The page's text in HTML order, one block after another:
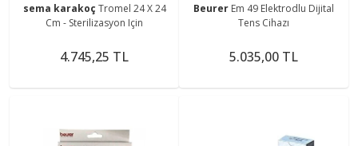
sema karakoç Tromel 24 X 24
Cm - Sterilizasyon Için
4.745,25 TL
Beurer Em 49 Elektrodlu Dijital
Tens Cihazı
5.035,00 TL